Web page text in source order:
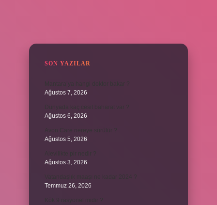
SON YAZILAR
Mantara’ya hangi doktor bakar ?
Ağustos 7, 2026
Dünyada kaç cesit baharat var ?
Ağustos 6, 2026
Ağustos 5, 2026
Ağustos 3, 2026
Temmuz 26, 2026